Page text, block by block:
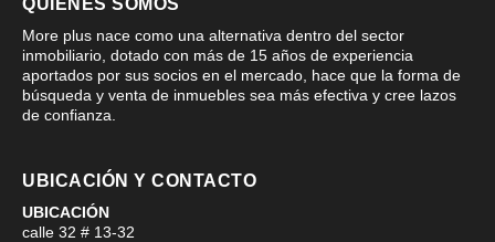
QUIÉNES SOMOS
More plus nace como una alternativa dentro del sector
inmobiliario, dotado con más de 15 años de experiencia
aportados por sus socios en el mercado, hace que la forma de
búsqueda y venta de inmuebles sea más efectiva y cree lazos
de confianza.
UBICACIÓN Y CONTACTO
UBICACIÓN
calle 32 # 13-32